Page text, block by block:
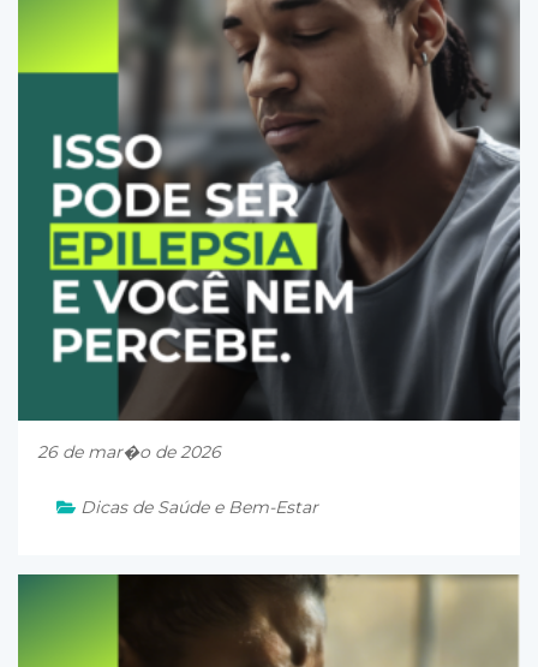
26 de mar�o de 2026
Dicas de Saúde e Bem-Estar